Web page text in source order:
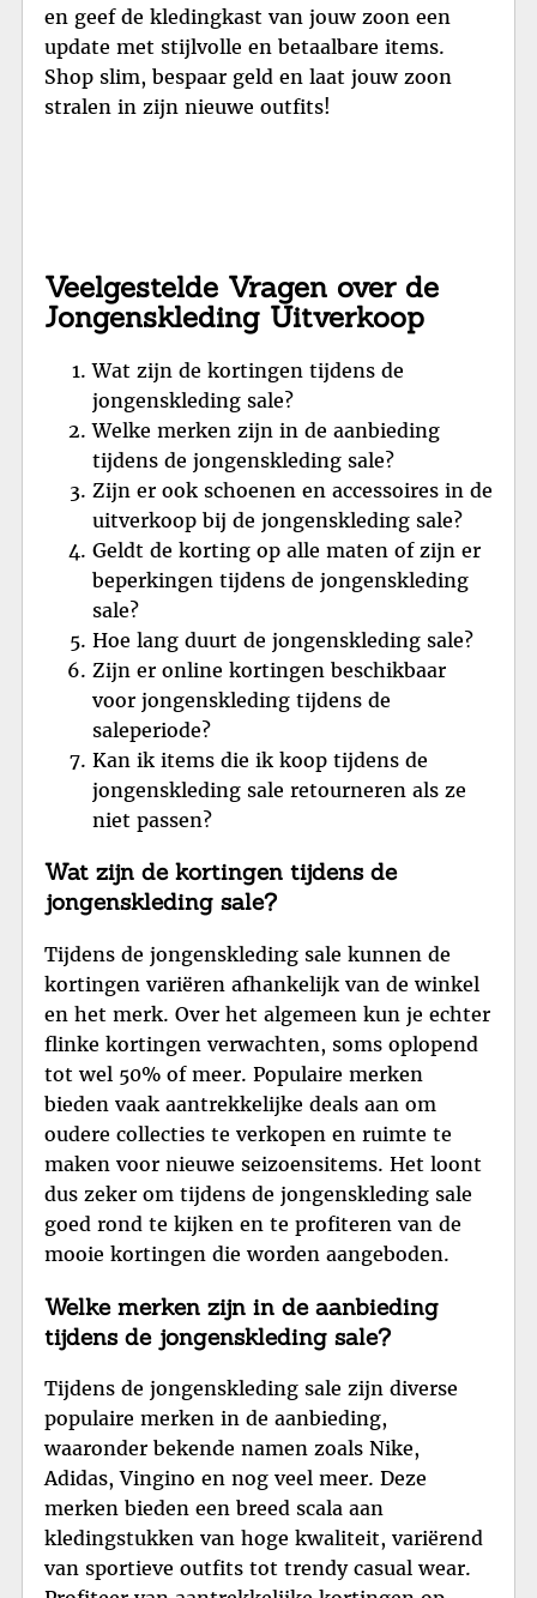
en geef de kledingkast van jouw zoon een
update met stijlvolle en betaalbare items.
Shop slim, bespaar geld en laat jouw zoon
stralen in zijn nieuwe outfits!
Veelgestelde Vragen over de
Jongenskleding Uitverkoop
Wat zijn de kortingen tijdens de
jongenskleding sale?
Welke merken zijn in de aanbieding
tijdens de jongenskleding sale?
Zijn er ook schoenen en accessoires in de
uitverkoop bij de jongenskleding sale?
Geldt de korting op alle maten of zijn er
beperkingen tijdens de jongenskleding
sale?
Hoe lang duurt de jongenskleding sale?
Zijn er online kortingen beschikbaar
voor jongenskleding tijdens de
saleperiode?
Kan ik items die ik koop tijdens de
jongenskleding sale retourneren als ze
niet passen?
Wat zijn de kortingen tijdens de
jongenskleding sale?
Tijdens de jongenskleding sale kunnen de
kortingen variëren afhankelijk van de winkel
en het merk. Over het algemeen kun je echter
flinke kortingen verwachten, soms oplopend
tot wel 50% of meer. Populaire merken
bieden vaak aantrekkelijke deals aan om
oudere collecties te verkopen en ruimte te
maken voor nieuwe seizoensitems. Het loont
dus zeker om tijdens de jongenskleding sale
goed rond te kijken en te profiteren van de
mooie kortingen die worden aangeboden.
Welke merken zijn in de aanbieding
tijdens de jongenskleding sale?
Tijdens de jongenskleding sale zijn diverse
populaire merken in de aanbieding,
waaronder bekende namen zoals Nike,
Adidas, Vingino en nog veel meer. Deze
merken bieden een breed scala aan
kledingstukken van hoge kwaliteit, variërend
van sportieve outfits tot trendy casual wear.